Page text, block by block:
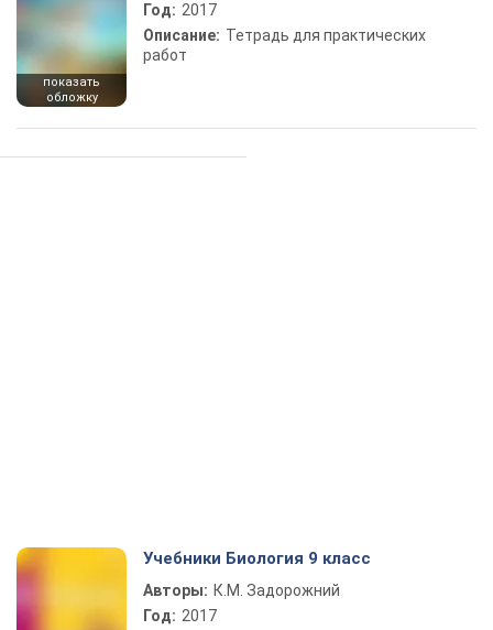
показать
обложку
Год: 2017
Описание: Тетрадь для практических
работ
Учебники Биология 9 класс
Авторы: К.М. Задорожний
Год: 2017